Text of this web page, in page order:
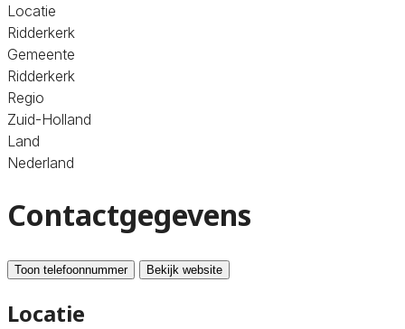
Locatie
Ridderkerk
Gemeente
Ridderkerk
Regio
Zuid-Holland
Land
Nederland
Contactgegevens
Toon telefoonnummer Bekijk website
Locatie